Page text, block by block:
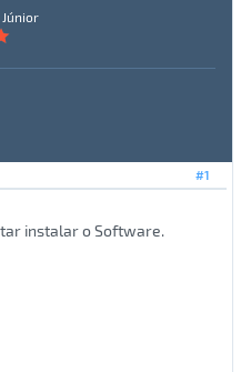
#1
instalar o Software.